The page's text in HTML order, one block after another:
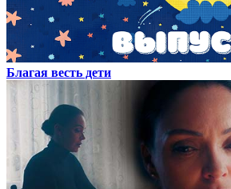
Благая весть дети